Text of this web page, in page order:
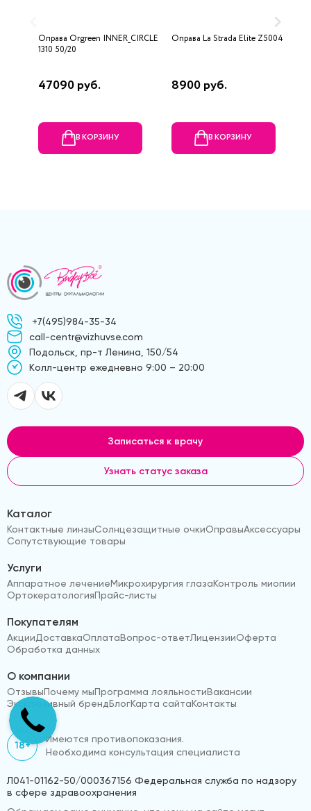
Оправа Orgreen INNER_CIRCLE
1310 50/20
47090 руб.
В КОРЗИНУ
Оправа La Strada Elite Z5004 C1
8900 руб.
В КОРЗИНУ
+7(495)984-35-34
call-centr@vizhuvse.com
Подольск, пр-т Ленина, 150/54
Kолл-центр ежедневно 9:00 – 20:00
Записаться к врачу
Узнать статус заказа
Каталог
Контактные линзыСолнцезащитные очкиОправыАксессуары
Сопутствующие товары
Услуги
Аппаратное лечениеМикрохирургия глазаКонтроль миопии
ОртокератологияПрайс-листы
Покупателям
АкцииДоставкаОплатаВопрос-ответЛицензииОферта
Обработка данных
О компании
ОтзывыПочему мыПрограмма лояльностиВакансии
Эксклюзивный брендБлогКарта сайтаКонтакты
18+
Имеются противопоказания.
Необходима консультация специалиста
Л041-01162-50/000367156 Федеральная служба по надзору
в сфере здравоохранения